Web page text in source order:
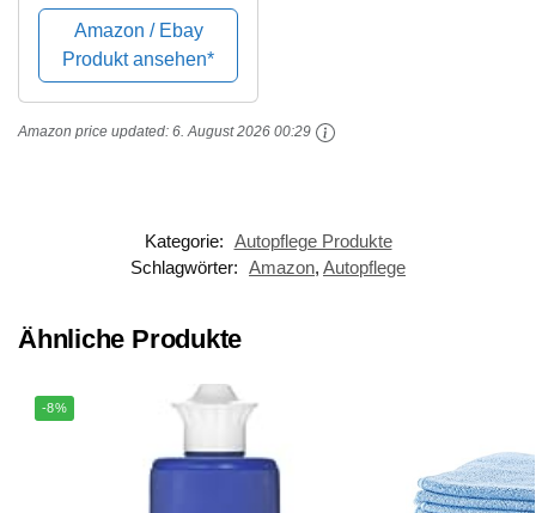
Felgen, Lack, 18x12x6
Amazon / Ebay
Produkt ansehen*
Amazon price updated: 6. August 2026 00:29
Kategorie: Autopflege Produkte
Schlagwörter: Amazon, Autopflege
Ähnliche Produkte
-8%